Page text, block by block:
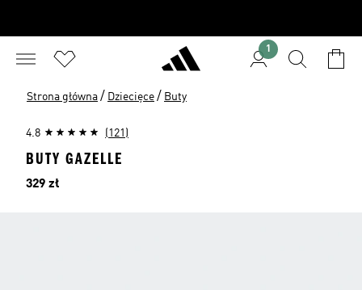
1
Strona główna / Dziecięce / Buty
4.8 (121)
BUTY GAZELLE
Cena
329 zł